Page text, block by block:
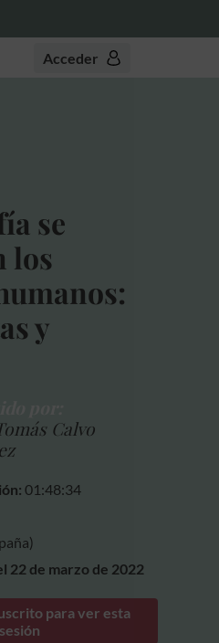
Acceder
se
los
y
Calvo
01:48:34
22 de marzo de 2022
para ver esta
sesión